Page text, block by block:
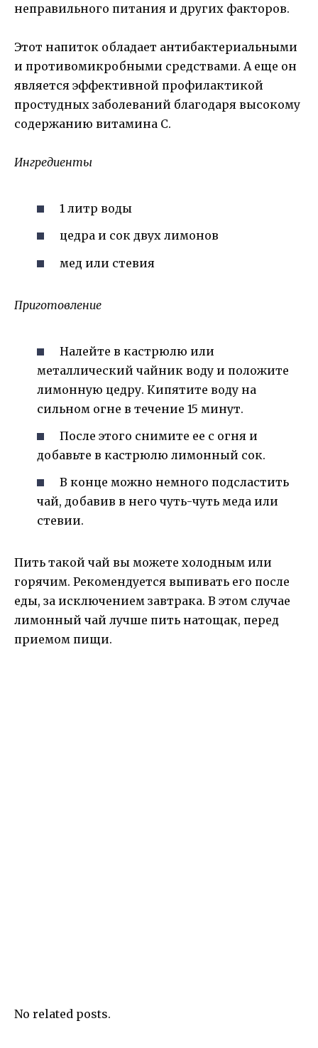
неправильного питания и других факторов.
Этот напиток обладает антибактериальными
и противомикробными средствами. А еще он
является эффективной профилактикой
простудных заболеваний благодаря высокому
содержанию витамина С.
Ингредиенты
1 литр воды
цедра и сок двух лимонов
мед или стевия
Приготовление
Налейте в кастрюлю или
металлический чайник воду и положите
лимонную цедру. Кипятите воду на
сильном огне в течение 15 минут.
После этого снимите ее с огня и
добавьте в кастрюлю лимонный сок.
В конце можно немного подсластить
чай, добавив в него чуть-чуть меда или
стевии.
Пить такой чай вы можете холодным или
горячим. Рекомендуется выпивать его после
еды, за исключением завтрака. В этом случае
лимонный чай лучше пить натощак, перед
приемом пищи.
No related posts.